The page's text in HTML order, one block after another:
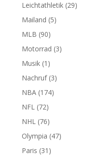
Leichtathletik(29)
Mailand (5)
MLB (90)
Motorrad (3)
Musik(1)
Nachruf(3)
NBA(174)
NFL(72)
NHL(76)
Olympia (47)
Paris (31)